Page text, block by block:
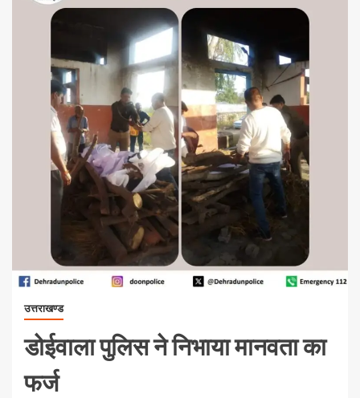
उत्तराखण्ड
डोईवाला पुलिस ने निभाया मानवता का
फर्ज